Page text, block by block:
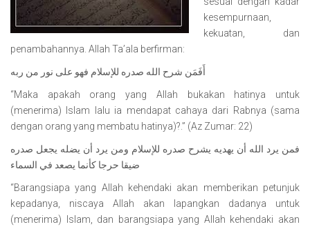
kesempurnaan,
kekuatan, dan
penambahannya. Allah Ta’ala berfirman:
أَفَمَن شرح الله صدره للإسلام فهو على نور من ربه
“Maka apakah orang yang Allah bukakan hatinya untuk
(menerima) Islam lalu ia mendapat cahaya dari Rabnya (sama
dengan orang yang membatu hatinya)?.” (Az Zumar: 22)
فمن يرد الله أن يهديه يشرح صدره للإسلام ومن يرد أن يضله يجعل صدره
ضيقا حرجا كأنما يصعد في السماء
“Barangsiapa yang Allah kehendaki akan memberikan petunjuk
kepadanya, niscaya Allah akan lapangkan dadanya untuk
(menerima) Islam, dan barangsiapa yang Allah kehendaki akan